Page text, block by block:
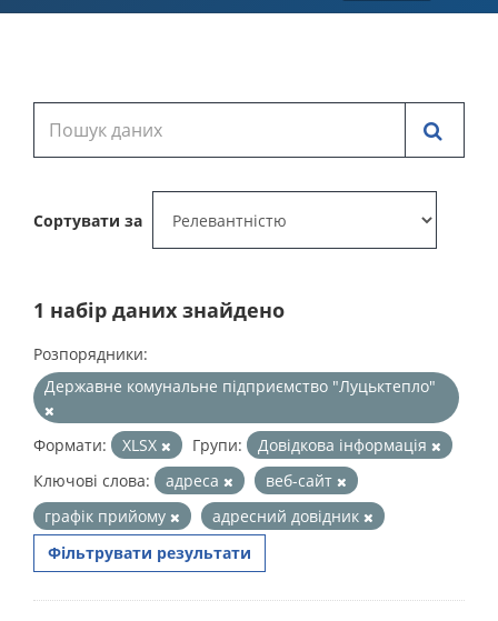
Сортувати за
1 набір даних знайдено
Розпорядники:
Державне комунальне підприємство "Луцьктепло"
Формати: XLSX Групи:
Довідкова інформація
Ключові слова:
адреса
веб-сайт
графік прийому
адресний довідник
Фільтрувати результати